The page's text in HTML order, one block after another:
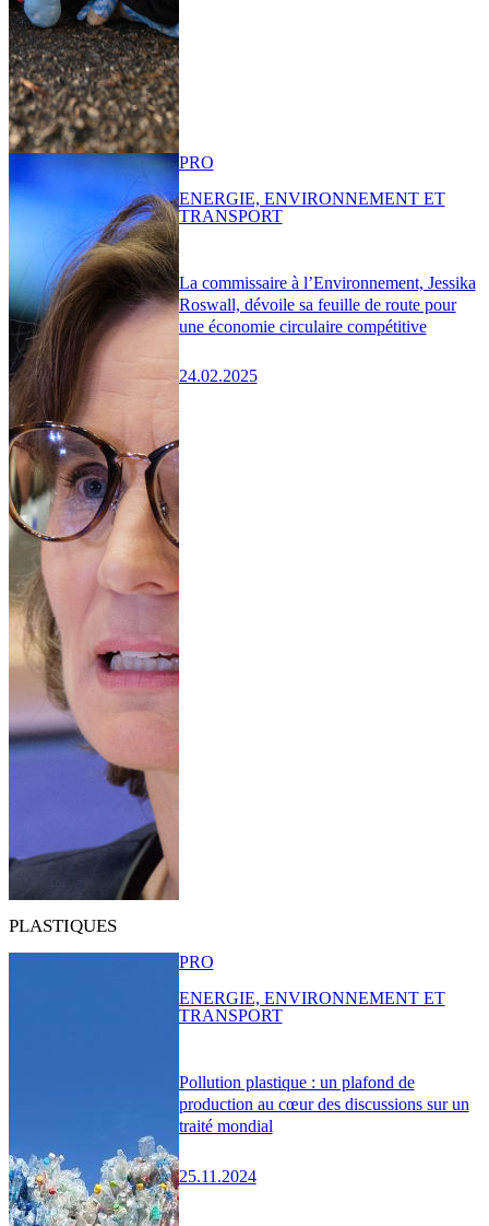
La commissaire à l’Environnement, Jessika
Roswall, dévoile sa feuille de route pour
une économie circulaire compétitive
24.02.2025
PRO
ENERGIE, ENVIRONNEMENT ET
TRANSPORT
PLASTIQUES
Pollution plastique : un plafond de
production au cœur des discussions sur un
traité mondial
25.11.2024
PRO
ENERGIE, ENVIRONNEMENT ET
TRANSPORT